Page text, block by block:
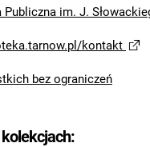
im. J.
kontakt
bez ograniczeń